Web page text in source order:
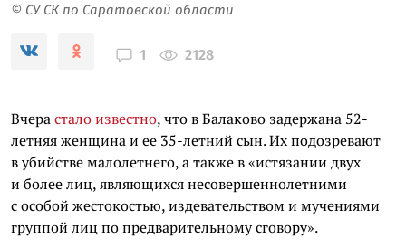
© СУ СК по Саратовской области
1 2128
Вчерастало известно, что в Балаково задержана 52-
летняя женщина и ее 35-летний сын. Их подозревают
в убийстве малолетнего, а также в «истязании двух
и более лиц, являющихся несовершеннолетними
с особой жестокостью, издевательством и мучениями
группой лиц по предварительному сговору».